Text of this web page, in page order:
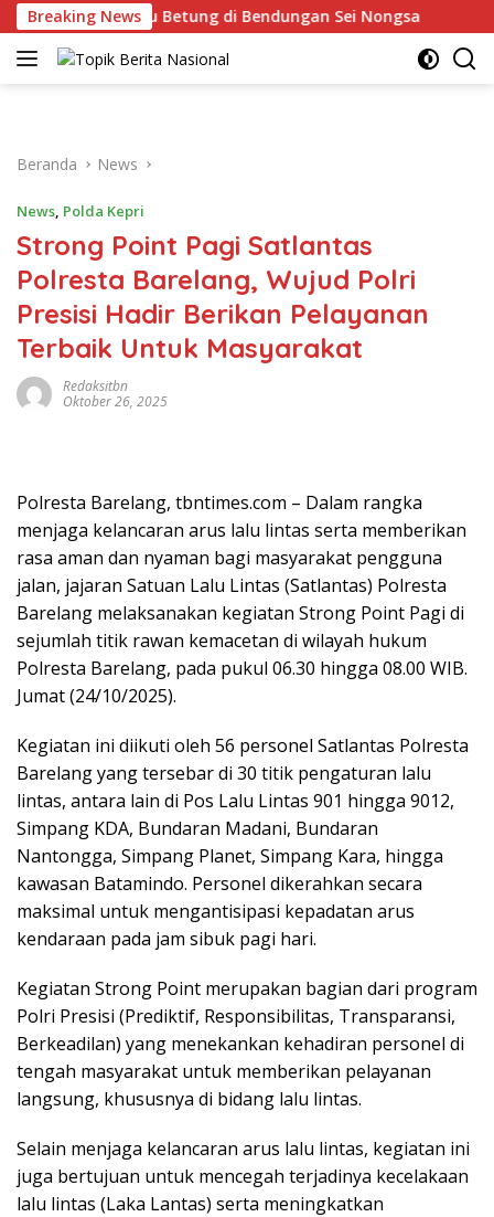
Langsung
ke
konten
Breaking News
400 Bambu Betung di Bendungan Sei Nongsa
Beranda News
News, Polda Kepri
Strong Point Pagi Satlantas
Polresta Barelang, Wujud Polri
Presisi Hadir Berikan Pelayanan
Terbaik Untuk Masyarakat
Redaksitbn
Oktober 26, 2025
Polresta Barelang, tbntimes.com – Dalam rangka
menjaga kelancaran arus lalu lintas serta memberikan
rasa aman dan nyaman bagi masyarakat pengguna
jalan, jajaran Satuan Lalu Lintas (Satlantas) Polresta
Barelang melaksanakan kegiatan Strong Point Pagi di
sejumlah titik rawan kemacetan di wilayah hukum
Polresta Barelang, pada pukul 06.30 hingga 08.00 WIB.
Jumat (24/10/2025).
Kegiatan ini diikuti oleh 56 personel Satlantas Polresta
Barelang yang tersebar di 30 titik pengaturan lalu
lintas, antara lain di Pos Lalu Lintas 901 hingga 9012,
Simpang KDA, Bundaran Madani, Bundaran
Nantongga, Simpang Planet, Simpang Kara, hingga
kawasan Batamindo. Personel dikerahkan secara
maksimal untuk mengantisipasi kepadatan arus
kendaraan pada jam sibuk pagi hari.
Kegiatan Strong Point merupakan bagian dari program
Polri Presisi (Prediktif, Responsibilitas, Transparansi,
Berkeadilan) yang menekankan kehadiran personel di
tengah masyarakat untuk memberikan pelayanan
langsung, khususnya di bidang lalu lintas.
Selain menjaga kelancaran arus lalu lintas, kegiatan ini
juga bertujuan untuk mencegah terjadinya kecelakaan
lalu lintas (Laka Lantas) serta meningkatkan